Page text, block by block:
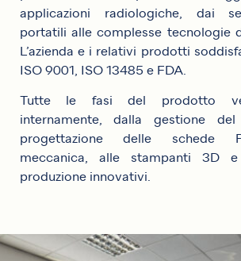
applicazioni radiologiche, dai
portatili alle complesse tecnologie
L’azienda e i relativi prodotti
ISO 9001, ISO 13485 e FDA.
Tutte le fasi del prodotto
internamente, dalla gestione
progettazione delle schede
meccanica, alle stampanti 3D
produzione innovativi.